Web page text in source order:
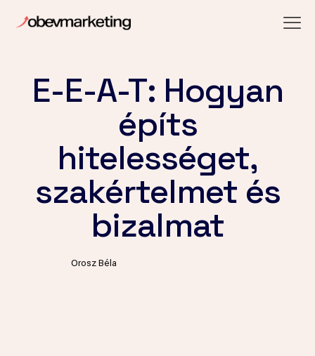
E-E-A-T: Hogyan
építs
hitelességet,
szakértelmet és
bizalmat
Orosz Béla